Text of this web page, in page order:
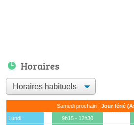
Horaires
Samedi prochain : Jour férié
Lundi 9h15 - 12h30